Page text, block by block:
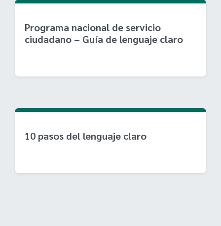
Programa nacional de servicio
ciudadano – Guía de lenguaje claro
10 pasos del lenguaje claro